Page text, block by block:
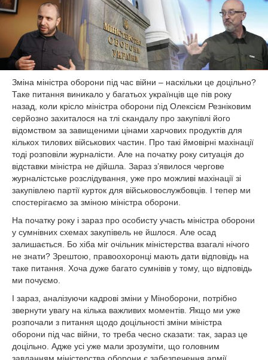
НАУКА
КУЛЬТУРА
СПОРТ
ОПИТУВАННЯ
Зміна міністра оборони під час війни – наскільки це доцільно?
Таке питання виникало у багатьох українців ще пів року
назад, коли крісло міністра оборони під Олексієм Резніковим
серйозно захиталося на тлі скандалу про закупівлі його
відомством за завищеними цінами харчових продуктів для
кількох тилових військових частин. Про такі ймовірні махінації
тоді розповіли журналісти. Але на початку року ситуація до
відставки міністра не дійшла. Зараз з’явилося чергове
журналістське розслідування, уже про можливі махінації зі
закупівлею партії курток для військовослужбовців. І тепер ми
спостерігаємо за зміною міністра оборони.
На початку року і зараз про особисту участь міністра оборони
у сумнівних схемах закупівель не йшлося. Але осад
залишається. Бо хіба міг очільник міністерства взагалі нічого
не знати? Зрештою, правоохоронці мають дати відповідь на
таке питання. Хоча дуже багато сумнівів у тому, що відповідь
ми почуємо.
І зараз, аналізуючи кадрові зміни у Міноборони, потрібно
звернути увагу на кілька важливих моментів. Якщо ми уже
розпочали з питання щодо доцільності зміни міністра
оборони під час війни, то треба чесно сказати: так, зараз це
доцільно. Адже усі уже мали зрозуміти, що головним